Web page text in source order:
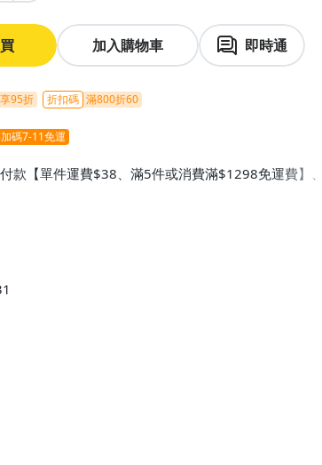
加入購物車 即時通
95折 折扣碼 滿800折60
碼7-11免運
付款【單件運費$38、滿5件或消費滿$1298免運費】
付款【免運費】、萊爾富取貨付款【單件運費$60、滿5
免運費】、宅配/貨運【單件運費$120、滿5件或消費